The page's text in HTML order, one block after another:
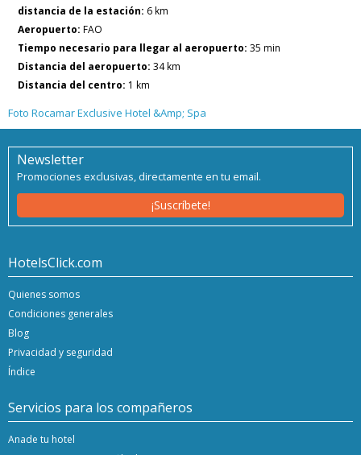
distancia de la estación: 6 km
Aeropuerto: FAO
Tiempo necesario para llegar al aeropuerto: 35 min
Distancia del aeropuerto: 34 km
Distancia del centro: 1 km
Foto Rocamar Exclusive Hotel &Amp; Spa
Newsletter
Promociones exclusivas, directamente en tu email.
¡Suscríbete!
HotelsClick.com
Quienes somos
Condiciones generales
Blog
Privacidad y seguridad
Índice
Servicios para los compañeros
Anade tu hotel